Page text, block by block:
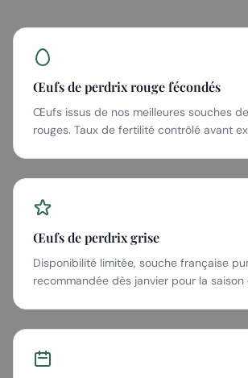
Œufs de perdrix rouge fécondés
Œufs issus de nos meilleures souches
rouges. Taux de fertilité contrôlé avant
Œufs de perdrix grise
Disponibilité limitée, souche française
recommandée dès janvier pour la saison